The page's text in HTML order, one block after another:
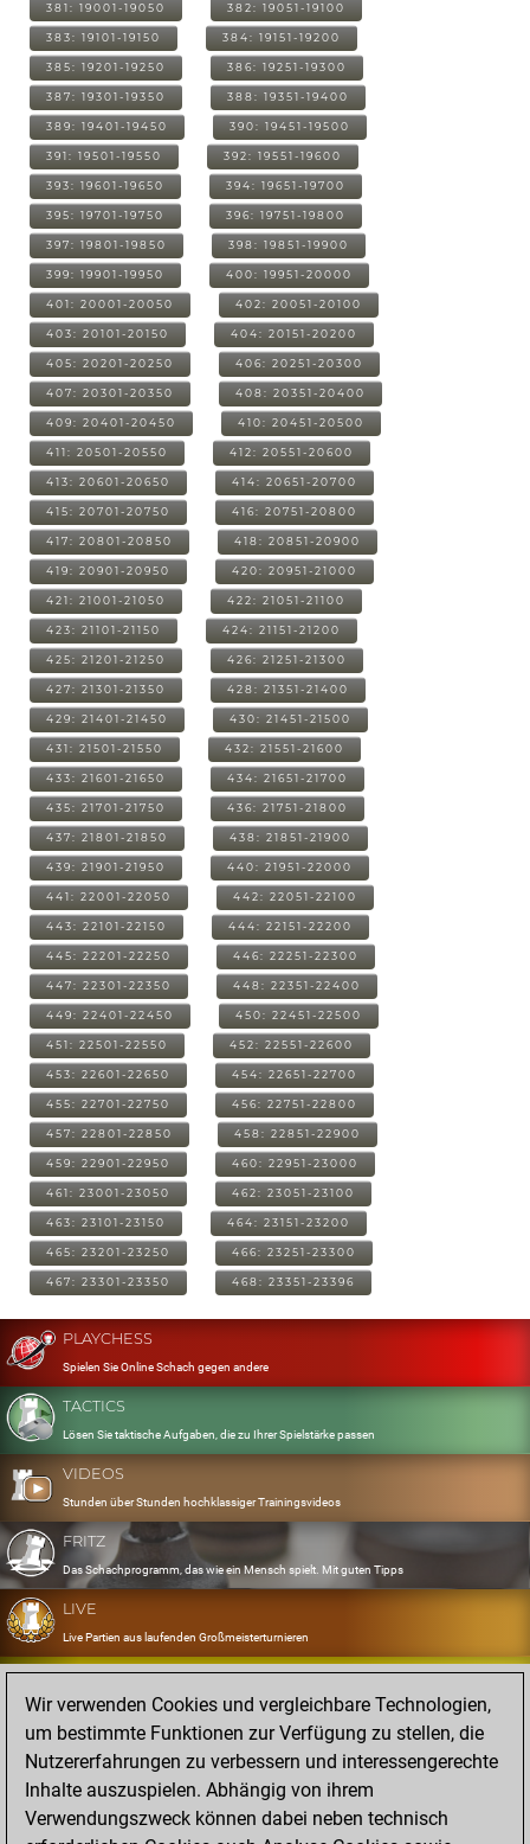
381: 19001-19050 382: 19051-19100
383: 19101-19150 384: 19151-19200
385: 19201-19250 386: 19251-19300
387: 19301-19350 388: 19351-19400
389: 19401-19450 390: 19451-19500
391: 19501-19550 392: 19551-19600
393: 19601-19650 394: 19651-19700
395: 19701-19750 396: 19751-19800
397: 19801-19850 398: 19851-19900
399: 19901-19950 400: 19951-20000
401: 20001-20050 402: 20051-20100
403: 20101-20150 404: 20151-20200
405: 20201-20250 406: 20251-20300
407: 20301-20350 408: 20351-20400
409: 20401-20450 410: 20451-20500
411: 20501-20550 412: 20551-20600
413: 20601-20650 414: 20651-20700
415: 20701-20750 416: 20751-20800
417: 20801-20850 418: 20851-20900
419: 20901-20950 420: 20951-21000
421: 21001-21050 422: 21051-21100
423: 21101-21150 424: 21151-21200
425: 21201-21250 426: 21251-21300
427: 21301-21350 428: 21351-21400
429: 21401-21450 430: 21451-21500
431: 21501-21550 432: 21551-21600
433: 21601-21650 434: 21651-21700
435: 21701-21750 436: 21751-21800
437: 21801-21850 438: 21851-21900
439: 21901-21950 440: 21951-22000
441: 22001-22050 442: 22051-22100
443: 22101-22150 444: 22151-22200
445: 22201-22250 446: 22251-22300
447: 22301-22350 448: 22351-22400
449: 22401-22450 450: 22451-22500
451: 22501-22550 452: 22551-22600
453: 22601-22650 454: 22651-22700
455: 22701-22750 456: 22751-22800
457: 22801-22850 458: 22851-22900
459: 22901-22950 460: 22951-23000
461: 23001-23050 462: 23051-23100
463: 23101-23150 464: 23151-23200
465: 23201-23250 466: 23251-23300
467: 23301-23350 468: 23351-23396
PLAYCHESS
Spielen Sie Online Schach gegen andere
TACTICS
Lösen Sie taktische Aufgaben, die zu Ihrer Spielstärke passen
VIDEOS
Stunden über Stunden hochklassiger Trainingsvideos
FRITZ
Das Schachprogramm, das wie ein Mensch spielt. Mit guten Tipps
LIVE
Live Partien aus laufenden Großmeisterturnieren
OPENINGS
Erfassen und Üben Sie Ihr Eröffnungsrepertoire
DATABASE
Acht Millionen starke Partien
MYGAMES
Speichern und analysieren Sie eigene Partien in der Cloud
Wir verwenden Cookies und vergleichbare Technologien,
um bestimmte Funktionen zur Verfügung zu stellen, die
Nutzererfahrungen zu verbessern und interessengerechte
Inhalte auszuspielen. Abhängig von ihrem
Verwendungszweck können dabei neben technisch